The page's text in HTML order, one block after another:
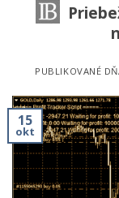
PUBLIKOVANÉ
15
okt